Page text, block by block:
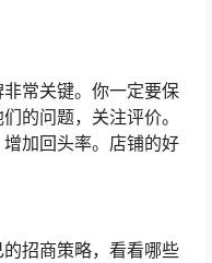
常关键。你一定要保
的问题，关注评价。
加回头率。店铺的好
招商策略，看看哪些